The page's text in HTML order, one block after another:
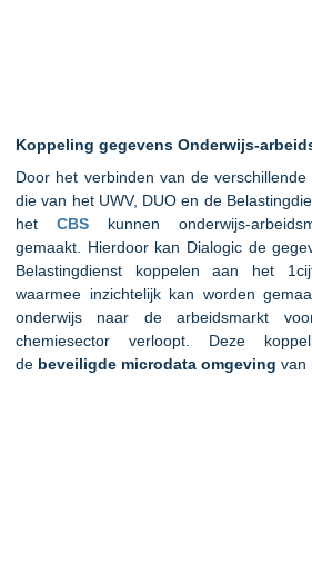
Koppeling gegevens Onderwijs-
Door het verbinden van de
die van het UWV, DUO en de
het CBS
kunnen onderwijs-
gemaakt. Hierdoor kan Dialogic de
Belastingdienst koppelen aan het
waarmee inzichtelijk kan worden
onderwijs naar de arbeidsmarkt
chemiesector verloopt. Deze
de beveiligde microdata omgeving van